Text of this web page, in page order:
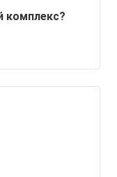
комплекс?